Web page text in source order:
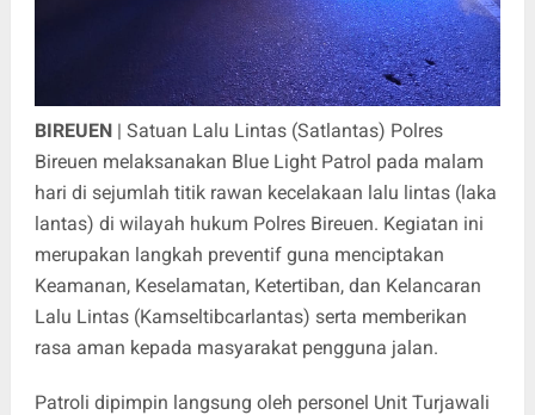
BIREUEN| Satuan Lalu Lintas (Satlantas) Polres
Bireuen melaksanakan Blue Light Patrol pada malam
hari di sejumlah titik rawan kecelakaan lalu lintas (laka
lantas) di wilayah hukum Polres Bireuen. Kegiatan ini
merupakan langkah preventif guna menciptakan
Keamanan, Keselamatan, Ketertiban, dan Kelancaran
Lalu Lintas (Kamseltibcarlantas) serta memberikan
rasa aman kepada masyarakat pengguna jalan.
Patroli dipimpin langsung oleh personel Unit Turjawali